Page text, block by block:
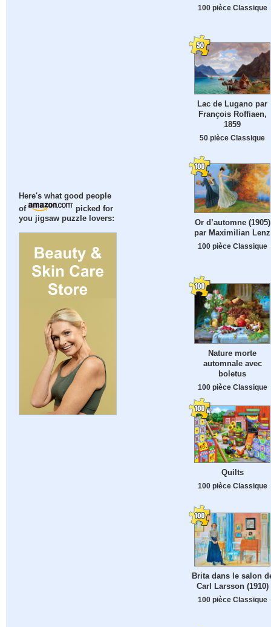
Here's what good people
of
picked for
you jigsaw puzzle lovers:
100 pièce Classique
Lac de Lugano par
François Roffiaen,
1859
50 pièce Classique
Or d’automne (1905)
par Maximilian Lenz
100 pièce Classique
Nature morte
automnale avec
boletus
100 pièce Classique
Quilts
100 pièce Classique
Brita dans le salon
Carl Larsson (1910)
100 pièce Classique